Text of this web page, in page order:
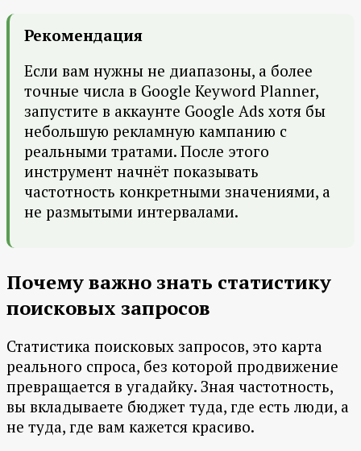
Рекомендация
Если вам нужны не диапазоны, а более
точные числа в Google Keyword Planner,
запустите в аккаунте Google Ads хотя бы
небольшую рекламную кампанию с
реальными тратами. После этого
инструмент начнёт показывать
частотность конкретными значениями, а
не размытыми интервалами.
Почему важно знать статистику
поисковых запросов
Статистика поисковых запросов, это карта
реального спроса, без которой продвижение
превращается в угадайку. Зная частотность,
вы вкладываете бюджет туда, где есть люди, а
не туда, где вам кажется красиво.